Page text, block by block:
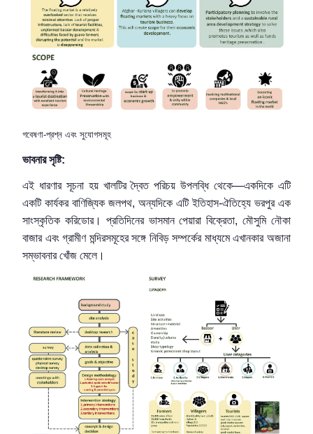
গবেষণা-প্রশ্ন এবং সুযোগসমূহ
ভাবনার সৃষ্টি:
এই ধারণার সূচনা হয় খালটির দ্বৈত পরিচয় উপলব্ধি থেকে—একদিকে এটি
একটি কার্যকর বাণিজ্যিক জলপথ, অন্যদিকে এটি ইতিহাস-ঐতিহ্যে ভরপুর এক
সাংস্কৃতিক করিডোর। প্রতিদিনের ভাসমান পেয়ারা বিক্রেতা, মৌসুমি নৌকা
বাজার এবং গ্রামীণ মন্দিরসমূহের সঙ্গে নিবিড় সম্পর্কের মাধ্যমে এখানকার অজানা
সম্ভাবনার খোঁজ মেলে।